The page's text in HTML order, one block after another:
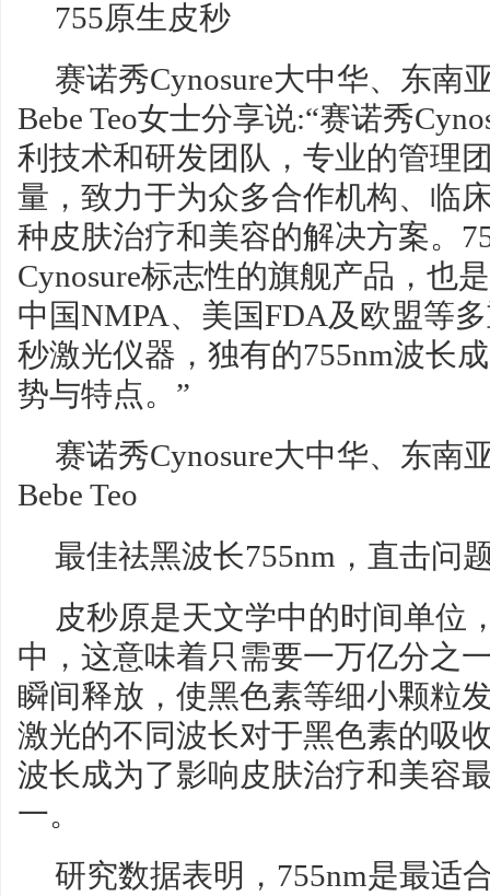
755原生皮秒
赛诺秀Cynosure大中华、东南
Bebe Teo女士分享说:“赛诺秀
利技术和研发团队，专业的管理
量，致力于为众多合作机构、临
种皮肤治疗和美容的解决方案。
Cynosure标志性的旗舰产品，也
中国NMPA、美国FDA及欧盟等
秒激光仪器，独有的755nm波长
势与特点。”
赛诺秀Cynosure大中华、东南
Bebe Teo
最佳祛黑波长755nm，直击问
皮秒原是天文学中的时间单位
中，这意味着只需要一万亿分之
瞬间释放，使黑色素等细小颗粒
激光的不同波长对于黑色素的吸
波长成为了影响皮肤治疗和美容
一。
研究数据表明，755nm是最适